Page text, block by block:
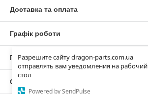
Разрешите сайту dragon-parts.com.ua
отправлять вам уведомления на рабочий
стол
Powered by SendPulse
Доставка та оплата
Графік роботи
Повна версія сайту
Сайт створено на маркетплейсі